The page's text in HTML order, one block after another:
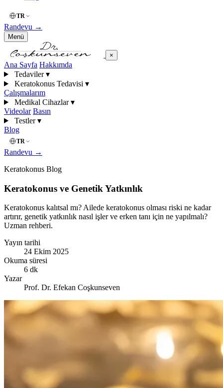
TR
Randevu →
Menü
×
Ana Sayfa Hakkımda
Tedaviler ▾
Keratokonus Tedavisi ▾
Çalışmalarım
Medikal Cihazlar ▾
Videolar Basın
Testler ▾
Blog
TR
Randevu →
Keratokonus Blog
Keratokonus ve Genetik Yatkınlık
Keratokonus kalıtsal mı? Ailede keratokonus olması riski ne kadar
artırır, genetik yatkınlık nasıl işler ve erken tanı için ne yapılmalı?
Uzman rehberi.
Yayın tarihi
24 Ekim 2025
Okuma süresi
6 dk
Yazar
Prof. Dr. Efekan Coşkunseven